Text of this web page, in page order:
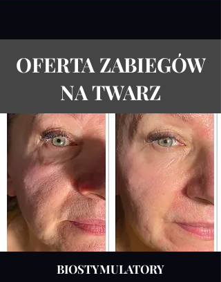
OFERTA ZABIEGÓW
NA TWARZ
BIOSTYMULATORY